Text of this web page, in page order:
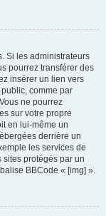
Si les administrateurs
pourrez transférer des
insérer un lien vers
comme par
ne pourrez
sur votre propre
en lui-même un
derrière un
les services de
protégés par un
BBCode « [img] ».